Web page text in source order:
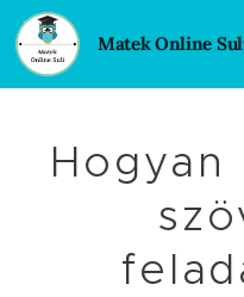
Matek Online
Hogyan